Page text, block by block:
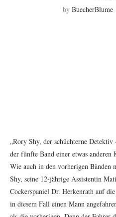
by BuecherBlume
„Rory Shy, der schüchterne
der fünfte Band einer etwas
Wie auch in den vorherigen Bänden
Shy, seine 12-jährige Assistentin
Cockerspaniel Dr. Herkenrath auf
in diesem Fall einen Mann